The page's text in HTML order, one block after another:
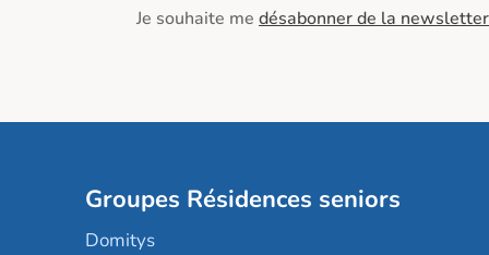
Je souhaite me désabonner de la newsletter
Groupes Résidences seniors
Domitys